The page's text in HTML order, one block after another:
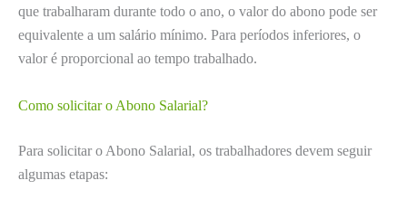
que trabalharam durante todo o ano, o valor do abono pode ser
equivalente a um salário mínimo. Para períodos inferiores, o
valor é proporcional ao tempo trabalhado.
Como solicitar o Abono Salarial?
Para solicitar o Abono Salarial, os trabalhadores devem seguir
algumas etapas: